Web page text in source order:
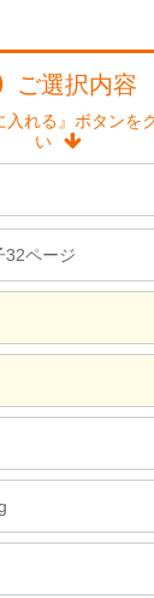
ご選択内容
入れる』ボタンを
い
32ページ